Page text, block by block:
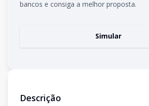
bancos e consiga a melhor proposta.
Simular
Descrição